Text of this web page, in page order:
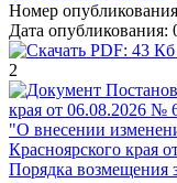
Номер
Дата опубликования:
PDF: 43 Кб
2
края от 06.08.2026 №
"О внесении
Красноярского края
Порядка возмещения